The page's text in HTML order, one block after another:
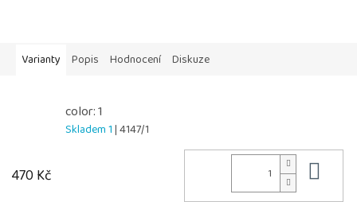
Varianty Popis Hodnocení Diskuze
color: 1
Skladem 1| 4147/1
470 Kč